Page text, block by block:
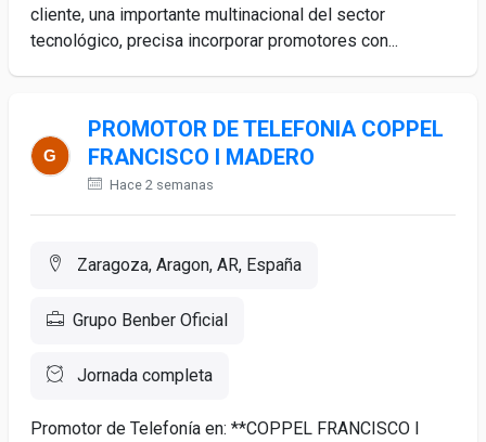
cliente, una importante multinacional del sector
tecnológico, precisa incorporar promotores con...
PROMOTOR DE TELEFONIA COPPEL
FRANCISCO I MADERO
Hace 2 semanas
Zaragoza, Aragon, AR, España
Grupo Benber Oficial
Jornada completa
Promotor de Telefonía en: **COPPEL FRANCISCO I